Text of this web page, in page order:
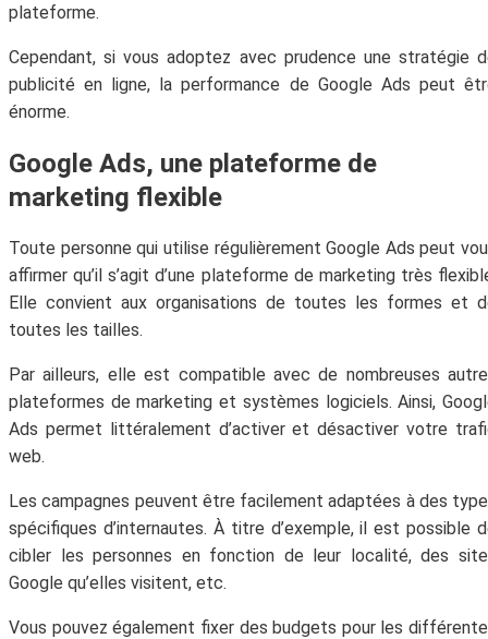
plateforme.
Cependant, si vous adoptez avec prudence une stratégie
publicité en ligne, la performance de Google Ads peut
énorme.
Google Ads, une plateforme de
marketing flexible
Toute personne qui utilise régulièrement Google Ads peut
affirmer qu’il s’agit d’une plateforme de marketing très
Elle convient aux organisations de toutes les formes et
toutes les tailles.
Par ailleurs, elle est compatible avec de nombreuses
plateformes de marketing et systèmes logiciels. Ainsi,
Ads permet littéralement d’activer et désactiver votre
web.
Les campagnes peuvent être facilement adaptées à des
spécifiques d’internautes. À titre d’exemple, il est possible
cibler les personnes en fonction de leur localité, des
Google qu’elles visitent, etc.
Vous pouvez également fixer des budgets pour les